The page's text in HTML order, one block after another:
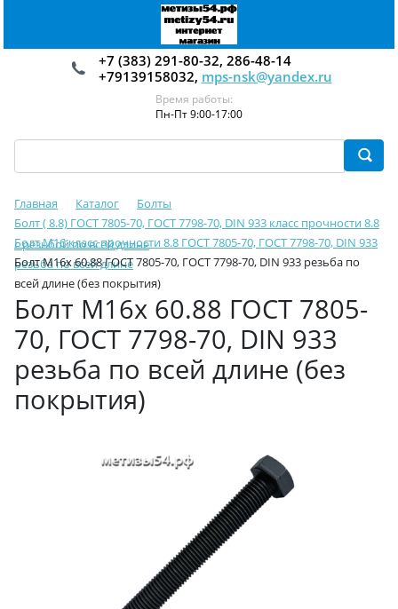
+7 (383) 291-80-32, 286-48-14
+79139158032, mps-nsk@yandex.ru
Время работы:
Пн-Пт 9:00-17:00
Главная Каталог
Болты
Болт ( 8.8) ГОСТ 7805-70, ГОСТ 7798-70, DIN 933 класс прочности 8.8
с резьбой по всей длине
Болт М16 класс прочности 8.8 ГОСТ 7805-70, ГОСТ 7798-70, DIN 933
резьба по всей длине
Болт М16х 60.88 ГОСТ 7805-70, ГОСТ 7798-70, DIN 933 резьба по
всей длине (без покрытия)
Болт М16х 60.88 ГОСТ 7805-
70, ГОСТ 7798-70, DIN 933
резьба по всей длине (без
покрытия)